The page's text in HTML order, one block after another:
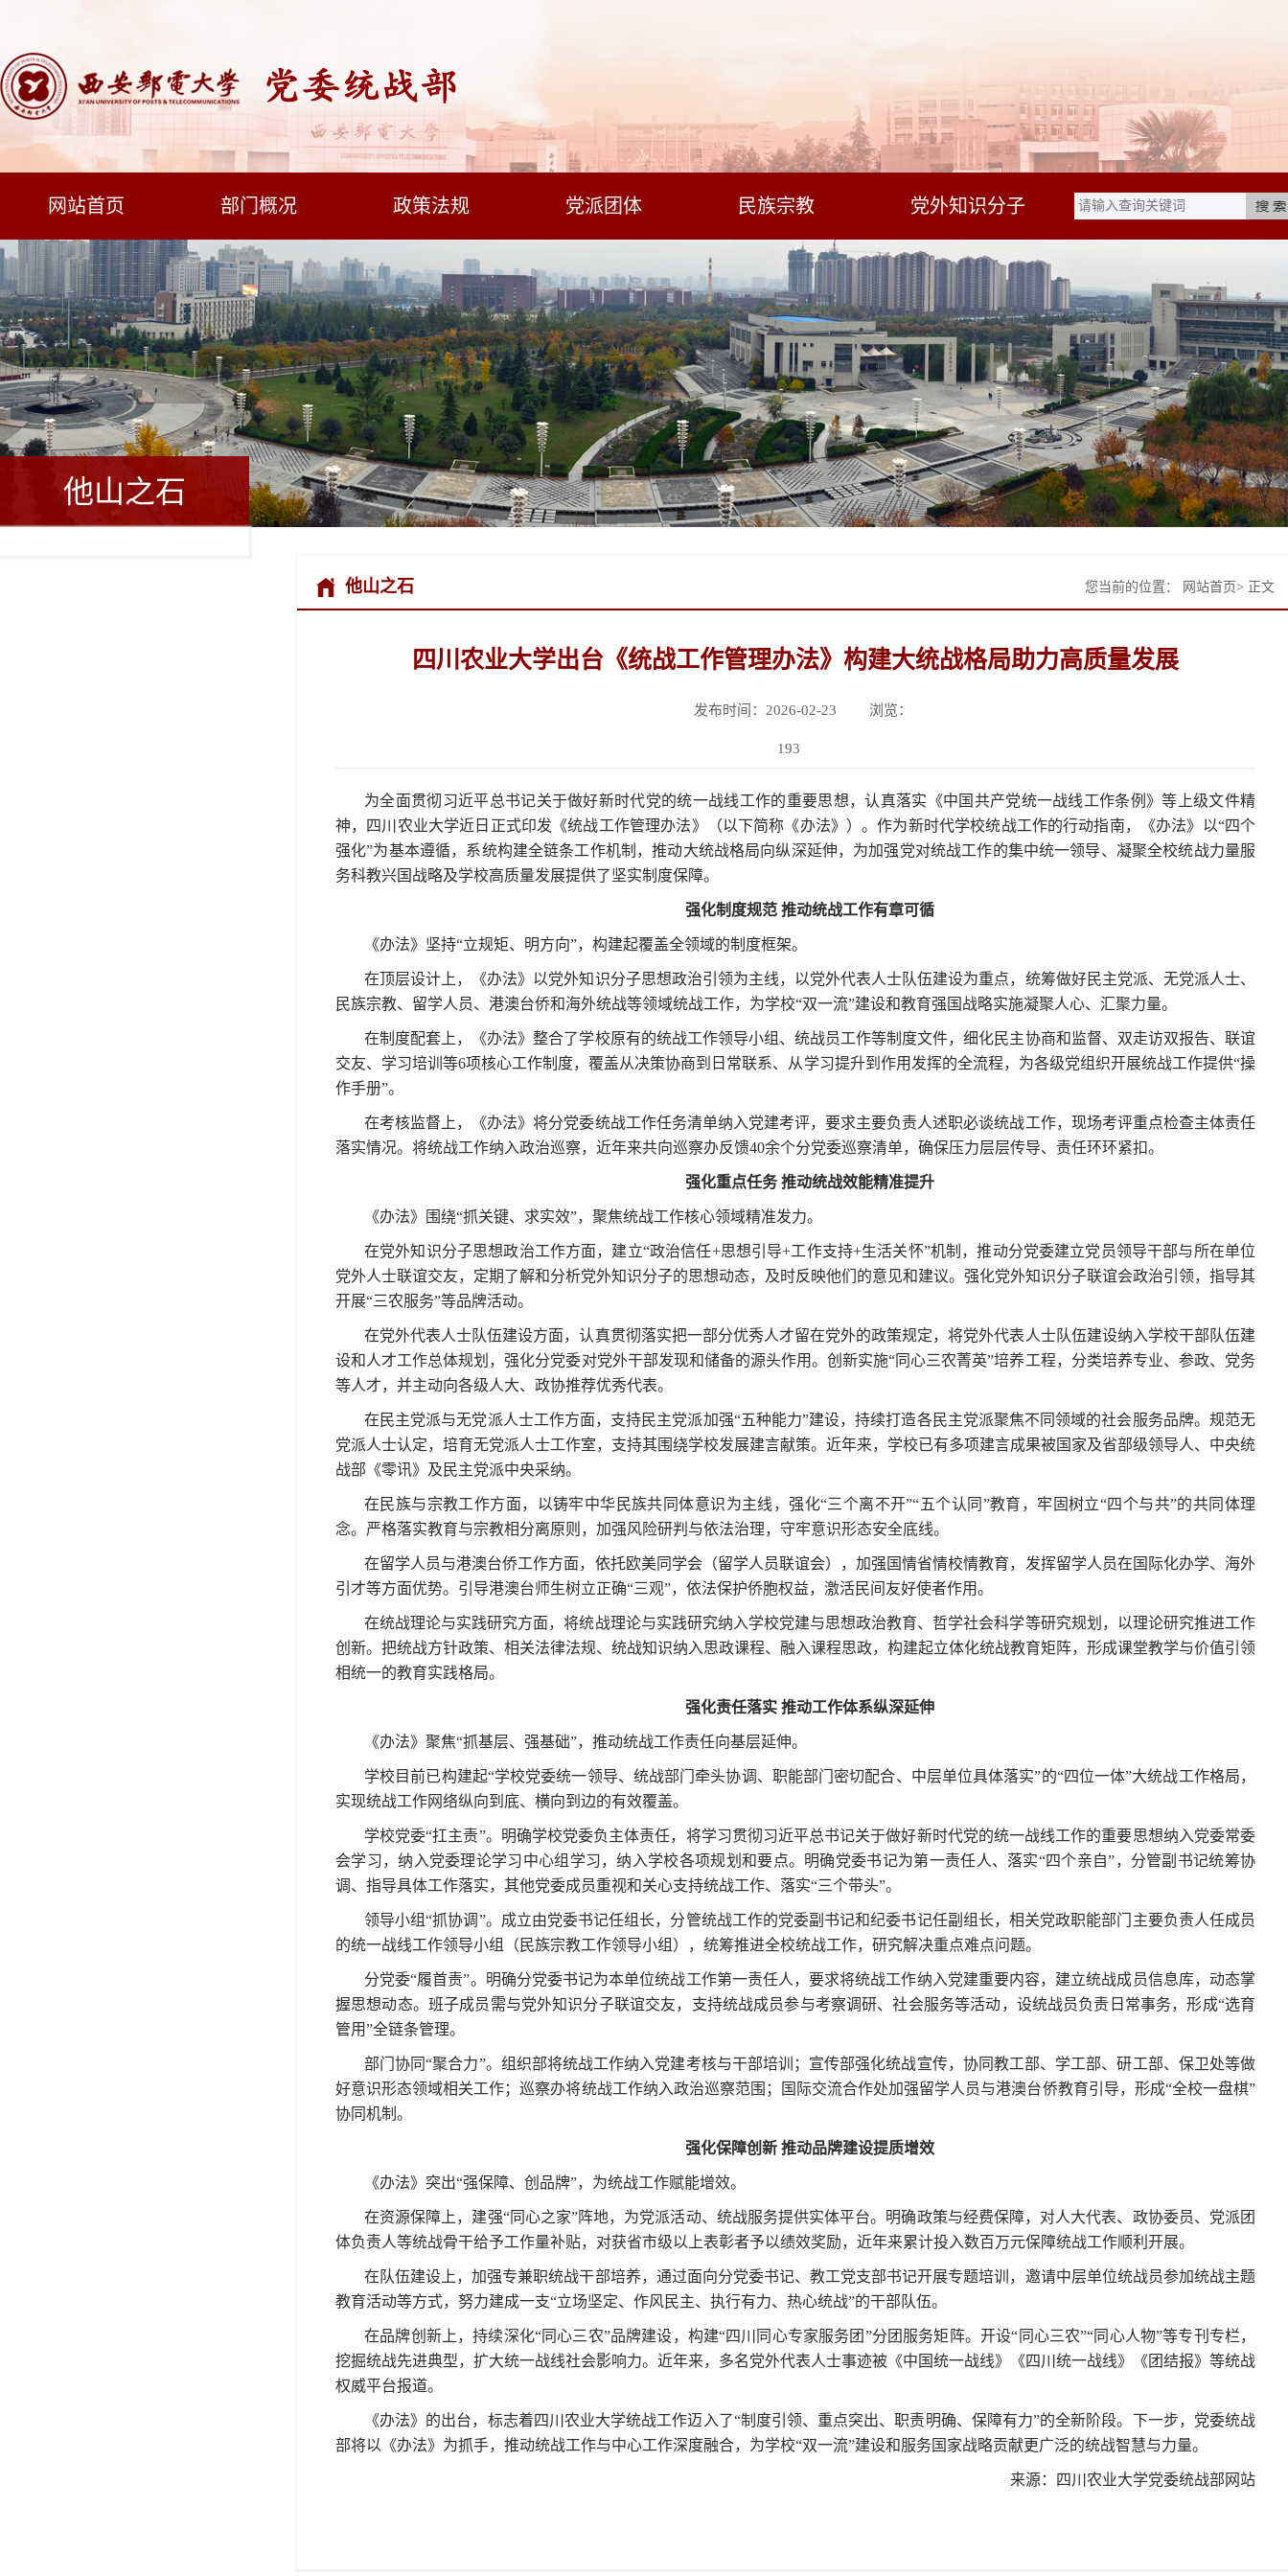
网站首页 部门概况 政策法规 党派团体 民族宗教 党外知识分子
他山之石
他山之石 您当前的位置： 网站首页> 正文
四川农业大学出台《统战工作管理办法》构建大统战格局助力高质量发展
发布时间：2026-02-23 浏览：
193
为全面贯彻习近平总书记关于做好新时代党的统一战线工作的重要思想，认真落实《中国共产党统一战线工作条例》等上级文件精
神，四川农业大学近日正式印发《统战工作管理办法》（以下简称《办法》）。作为新时代学校统战工作的行动指南，《办法》以“四个
强化”为基本遵循，系统构建全链条工作机制，推动大统战格局向纵深延伸，为加强党对统战工作的集中统一领导、凝聚全校统战力量服
务科教兴国战略及学校高质量发展提供了坚实制度保障。
强化制度规范 推动统战工作有章可循
《办法》坚持“立规矩、明方向”，构建起覆盖全领域的制度框架。
在顶层设计上，《办法》以党外知识分子思想政治引领为主线，以党外代表人士队伍建设为重点，统筹做好民主党派、无党派人士、
民族宗教、留学人员、港澳台侨和海外统战等领域统战工作，为学校“双一流”建设和教育强国战略实施凝聚人心、汇聚力量。
在制度配套上，《办法》整合了学校原有的统战工作领导小组、统战员工作等制度文件，细化民主协商和监督、双走访双报告、联谊
交友、学习培训等6项核心工作制度，覆盖从决策协商到日常联系、从学习提升到作用发挥的全流程，为各级党组织开展统战工作提供“操
作手册”。
在考核监督上，《办法》将分党委统战工作任务清单纳入党建考评，要求主要负责人述职必谈统战工作，现场考评重点检查主体责任
落实情况。将统战工作纳入政治巡察，近年来共向巡察办反馈40余个分党委巡察清单，确保压力层层传导、责任环环紧扣。
强化重点任务 推动统战效能精准提升
《办法》围绕“抓关键、求实效”，聚焦统战工作核心领域精准发力。
在党外知识分子思想政治工作方面，建立“政治信任+思想引导+工作支持+生活关怀”机制，推动分党委建立党员领导干部与所在单位
党外人士联谊交友，定期了解和分析党外知识分子的思想动态，及时反映他们的意见和建议。强化党外知识分子联谊会政治引领，指导其
开展“三农服务”等品牌活动。
在党外代表人士队伍建设方面，认真贯彻落实把一部分优秀人才留在党外的政策规定，将党外代表人士队伍建设纳入学校干部队伍建
设和人才工作总体规划，强化分党委对党外干部发现和储备的源头作用。创新实施“同心三农菁英”培养工程，分类培养专业、参政、党务
等人才，并主动向各级人大、政协推荐优秀代表。
在民主党派与无党派人士工作方面，支持民主党派加强“五种能力”建设，持续打造各民主党派聚焦不同领域的社会服务品牌。规范无
党派人士认定，培育无党派人士工作室，支持其围绕学校发展建言献策。近年来，学校已有多项建言成果被国家及省部级领导人、中央统
战部《零讯》及民主党派中央采纳。
在民族与宗教工作方面，以铸牢中华民族共同体意识为主线，强化“三个离不开”“五个认同”教育，牢固树立“四个与共”的共同体理
念。严格落实教育与宗教相分离原则，加强风险研判与依法治理，守牢意识形态安全底线。
在留学人员与港澳台侨工作方面，依托欧美同学会（留学人员联谊会），加强国情省情校情教育，发挥留学人员在国际化办学、海外
引才等方面优势。引导港澳台师生树立正确“三观”，依法保护侨胞权益，激活民间友好使者作用。
在统战理论与实践研究方面，将统战理论与实践研究纳入学校党建与思想政治教育、哲学社会科学等研究规划，以理论研究推进工作
创新。把统战方针政策、相关法律法规、统战知识纳入思政课程、融入课程思政，构建起立体化统战教育矩阵，形成课堂教学与价值引领
相统一的教育实践格局。
强化责任落实 推动工作体系纵深延伸
《办法》聚焦“抓基层、强基础”，推动统战工作责任向基层延伸。
学校目前已构建起“学校党委统一领导、统战部门牵头协调、职能部门密切配合、中层单位具体落实”的“四位一体”大统战工作格局，
实现统战工作网络纵向到底、横向到边的有效覆盖。
学校党委“扛主责”。明确学校党委负主体责任，将学习贯彻习近平总书记关于做好新时代党的统一战线工作的重要思想纳入党委常委
会学习，纳入党委理论学习中心组学习，纳入学校各项规划和要点。明确党委书记为第一责任人、落实“四个亲自”，分管副书记统筹协
调、指导具体工作落实，其他党委成员重视和关心支持统战工作、落实“三个带头”。
领导小组“抓协调”。成立由党委书记任组长，分管统战工作的党委副书记和纪委书记任副组长，相关党政职能部门主要负责人任成员
的统一战线工作领导小组（民族宗教工作领导小组），统筹推进全校统战工作，研究解决重点难点问题。
分党委“履首责”。明确分党委书记为本单位统战工作第一责任人，要求将统战工作纳入党建重要内容，建立统战成员信息库，动态掌
握思想动态。班子成员需与党外知识分子联谊交友，支持统战成员参与考察调研、社会服务等活动，设统战员负责日常事务，形成“选育
管用”全链条管理。
部门协同“聚合力”。组织部将统战工作纳入党建考核与干部培训；宣传部强化统战宣传，协同教工部、学工部、研工部、保卫处等做
好意识形态领域相关工作；巡察办将统战工作纳入政治巡察范围；国际交流合作处加强留学人员与港澳台侨教育引导，形成“全校一盘棋”
协同机制。
强化保障创新 推动品牌建设提质增效
《办法》突出“强保障、创品牌”，为统战工作赋能增效。
在资源保障上，建强“同心之家”阵地，为党派活动、统战服务提供实体平台。明确政策与经费保障，对人大代表、政协委员、党派团
体负责人等统战骨干给予工作量补贴，对获省市级以上表彰者予以绩效奖励，近年来累计投入数百万元保障统战工作顺利开展。
在队伍建设上，加强专兼职统战干部培养，通过面向分党委书记、教工党支部书记开展专题培训，邀请中层单位统战员参加统战主题
教育活动等方式，努力建成一支“立场坚定、作风民主、执行有力、热心统战”的干部队伍。
在品牌创新上，持续深化“同心三农”品牌建设，构建“四川同心专家服务团”分团服务矩阵。开设“同心三农”“同心人物”等专刊专栏，
挖掘统战先进典型，扩大统一战线社会影响力。近年来，多名党外代表人士事迹被《中国统一战线》《四川统一战线》《团结报》等统战
权威平台报道。
《办法》的出台，标志着四川农业大学统战工作迈入了“制度引领、重点突出、职责明确、保障有力”的全新阶段。下一步，党委统战
部将以《办法》为抓手，推动统战工作与中心工作深度融合，为学校“双一流”建设和服务国家战略贡献更广泛的统战智慧与力量。
来源：四川农业大学党委统战部网站